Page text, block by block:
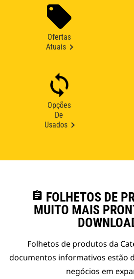
Ofertas
Atuais
Opções
De
Usados
assignment FOLHETOS DE
MUITO MAIS
Folhetos de produtos da
documentos informativos estão
negócios em